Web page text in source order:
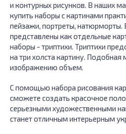
и контурных рисунков. В наших
купить наборы с картинами
пейзажи, портреты, натюрморты.
представлены как отдельные
наборы - триптихи. Триптихи
на три холста картину.
изображению объем.
С помощью набора рисования
сможете создать красочное
серьезными художественными
станет отличным интерьерным